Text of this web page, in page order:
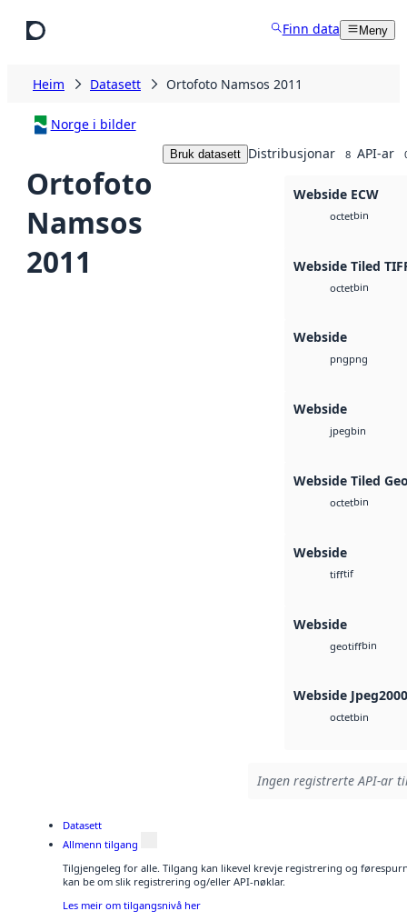
Finn data Meny
Heim Datasett Ortofoto Namsos 2011
Norge i bilder
Ortofoto
Namsos
2011
Bruk datasett Distribusjonar 8 API-ar
Webside ECW
octetbin
Webside Tiled
octetbin
Webside
pngpng
Webside
jpegbin
Webside Tiled
octetbin
Webside
tifftif
Webside
geotiffbin
Webside Jpeg2000
octetbin
Ingen registrerte API-ar
Datasett
Allmenn tilgang
Tilgjengeleg for alle. Tilgang kan likevel krevje registrering og
kan be om slik registrering og/eller API-nøklar.
Les meir om tilgangsnivå her